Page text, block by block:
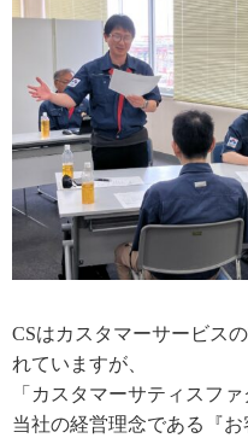
CSはカスタマーサービス
れていますが、
「カスタマーサティスフ
当社の経営理念である『